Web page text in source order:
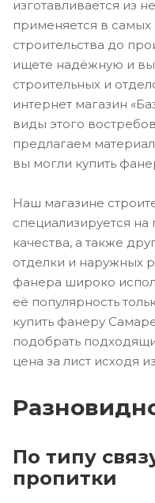
изготавливается из
применяется в самых
строительства до
ищете надёжную и
строительных и
интернет магазин
виды этого
предлагаем
вы могли купить
Наш магазине
специализируется
качества, а также
отделки и наружных
фанера широко
её популярность
купить фанеру
подобрать
цена за лист исходя
По типу
пропитки